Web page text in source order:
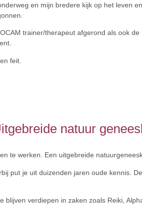
en mijn bredere kijk op het leven
trainer/therapeut afgerond als ook de
feit.
natuur
te werken. Een uitgebreide
put je uit duizenden jaren oude kennis.
blijven verdiepen in zaken zoals Reiki,